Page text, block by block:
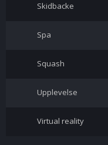
Skidbacke
Spa
Squash
Upplevelse
Virtual reality